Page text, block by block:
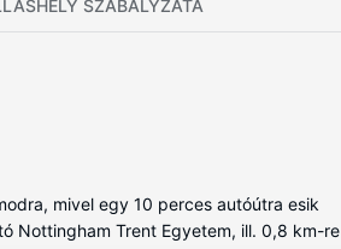
SZABÁLYZATA
mivel egy 10 perces autóútra esik
Nottingham Trent Egyetem, ill. 0,8 km-re